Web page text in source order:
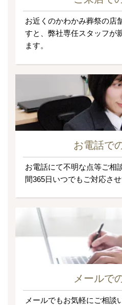
お近くのかわかみ葬祭の店
すと、弊社専任スタッフが
ます。
お電話で
お電話にて不明な点等ご相
間365日いつでもご対応させ
メールで
メールでもお気軽にご相談